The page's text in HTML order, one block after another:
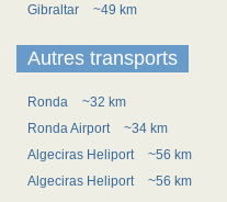
Gibraltar ~49 km
Autres transports
Ronda
~32 km
Ronda Airport
~34 km
Algeciras Heliport
~56 km
Algeciras Heliport
~56 km